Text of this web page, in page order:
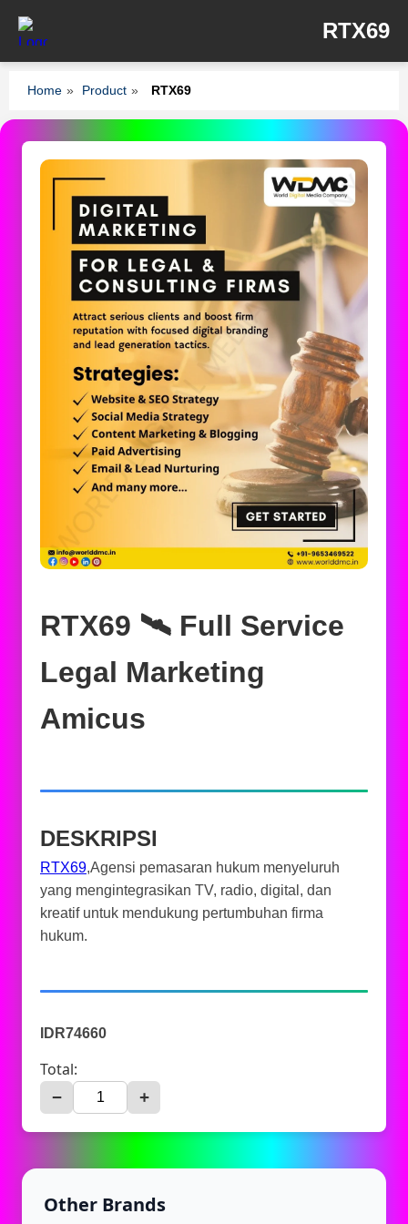
RTX69
Home » Product » RTX69
RTX69 🛰️‍ Full Service
Legal Marketing
Amicus
DESKRIPSI
RTX69,Agensi pemasaran hukum menyeluruh
yang mengintegrasikan TV, radio, digital, dan
kreatif untuk mendukung pertumbuhan firma
hukum.
IDR74660
Total:
− +
Other Brands